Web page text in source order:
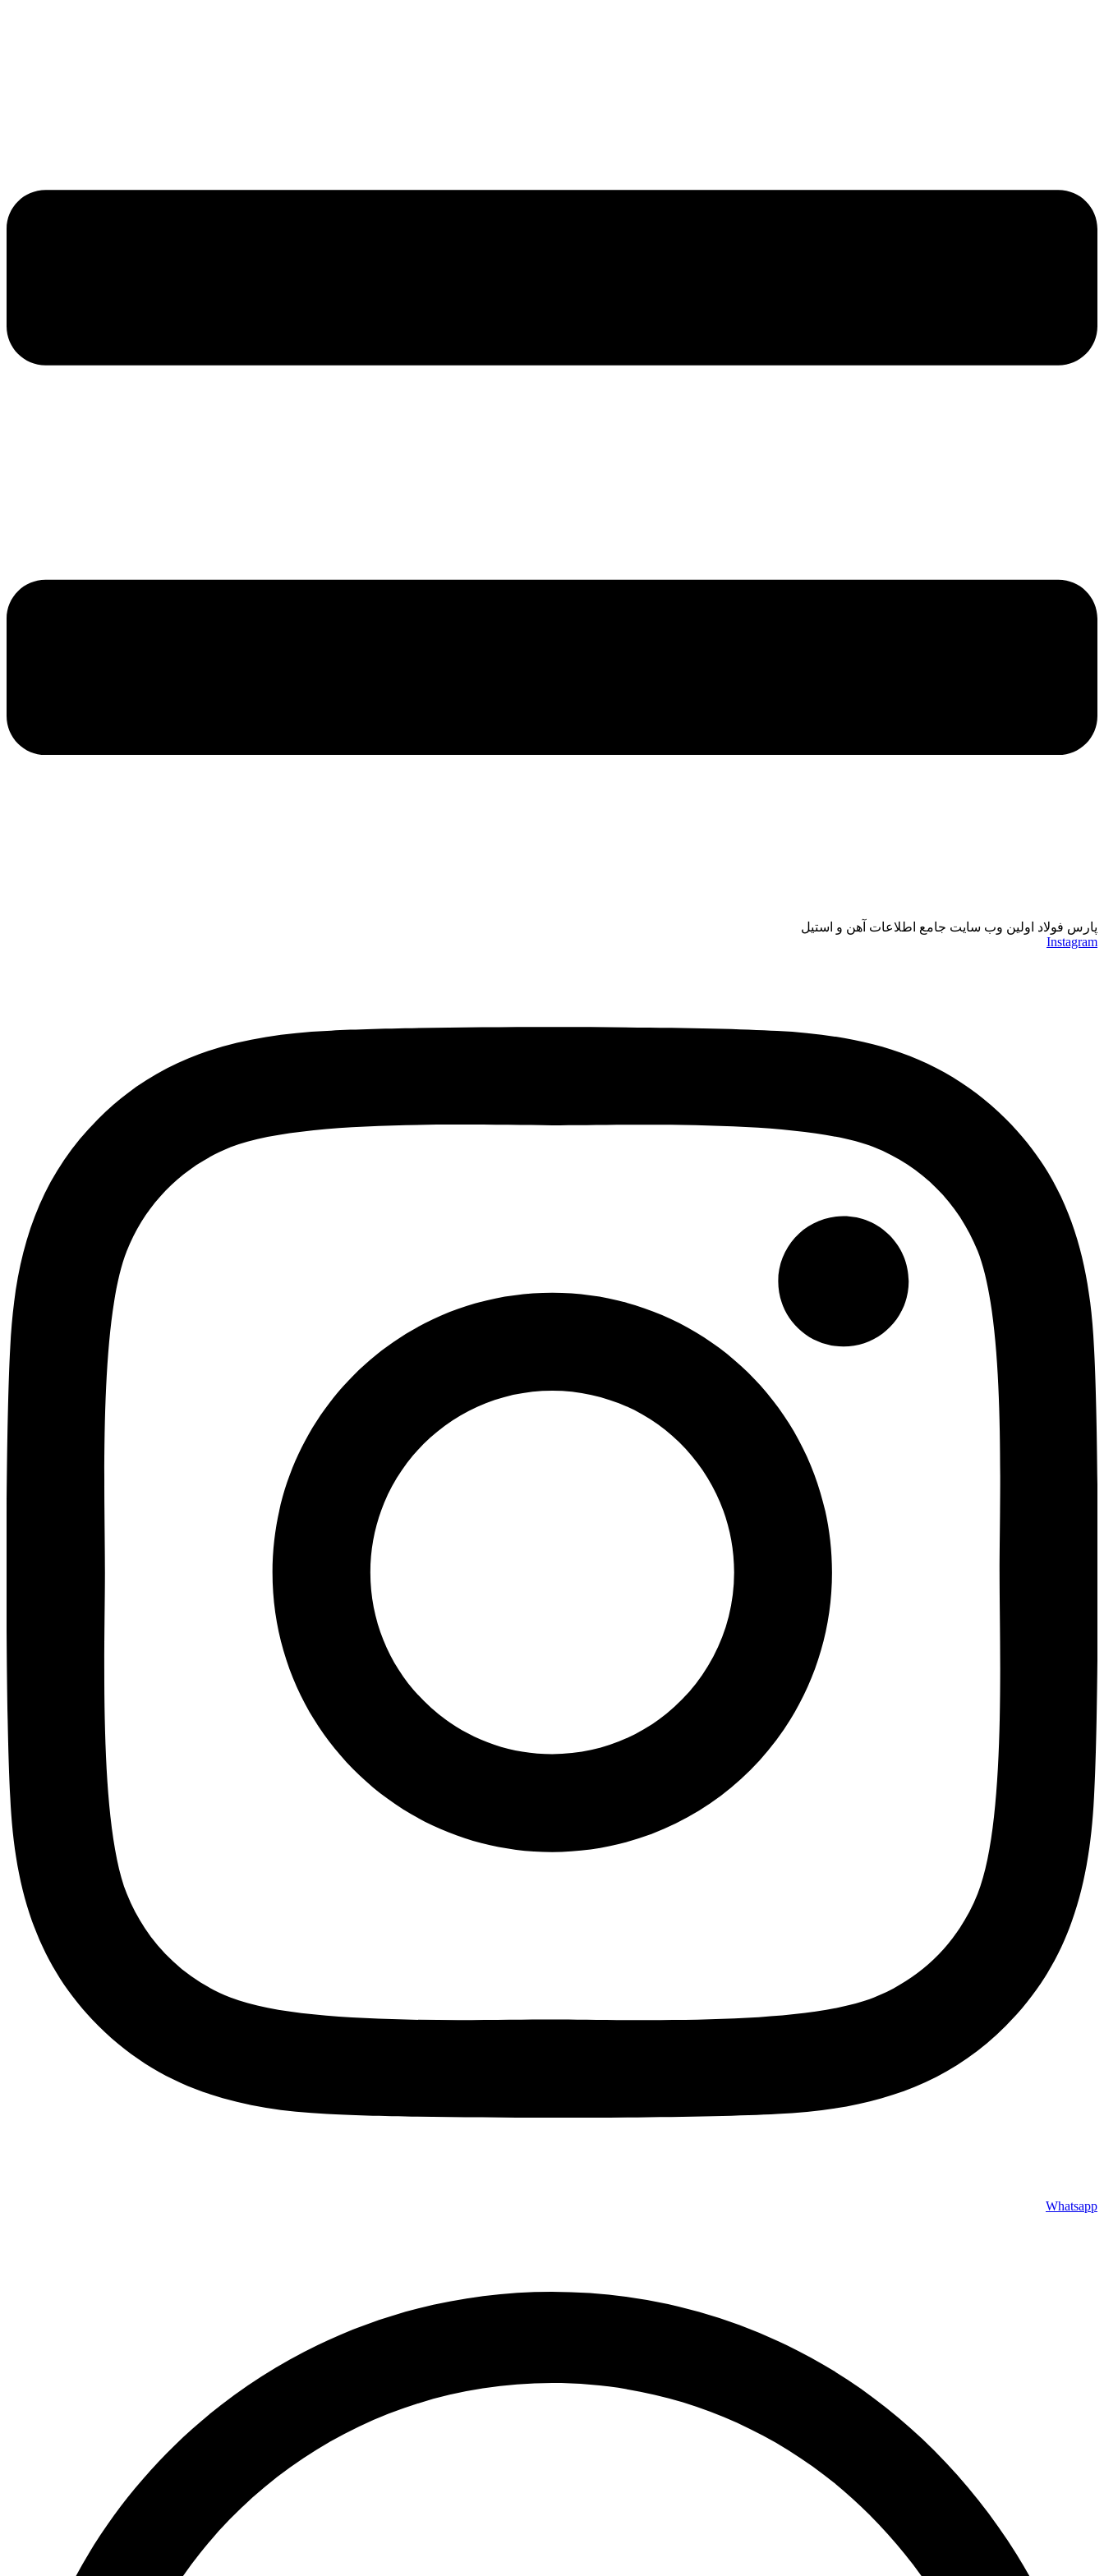
پارس فولاد اولین وب سایت جامع اطلاعات آهن و استیل
Instagram
Whatsapp